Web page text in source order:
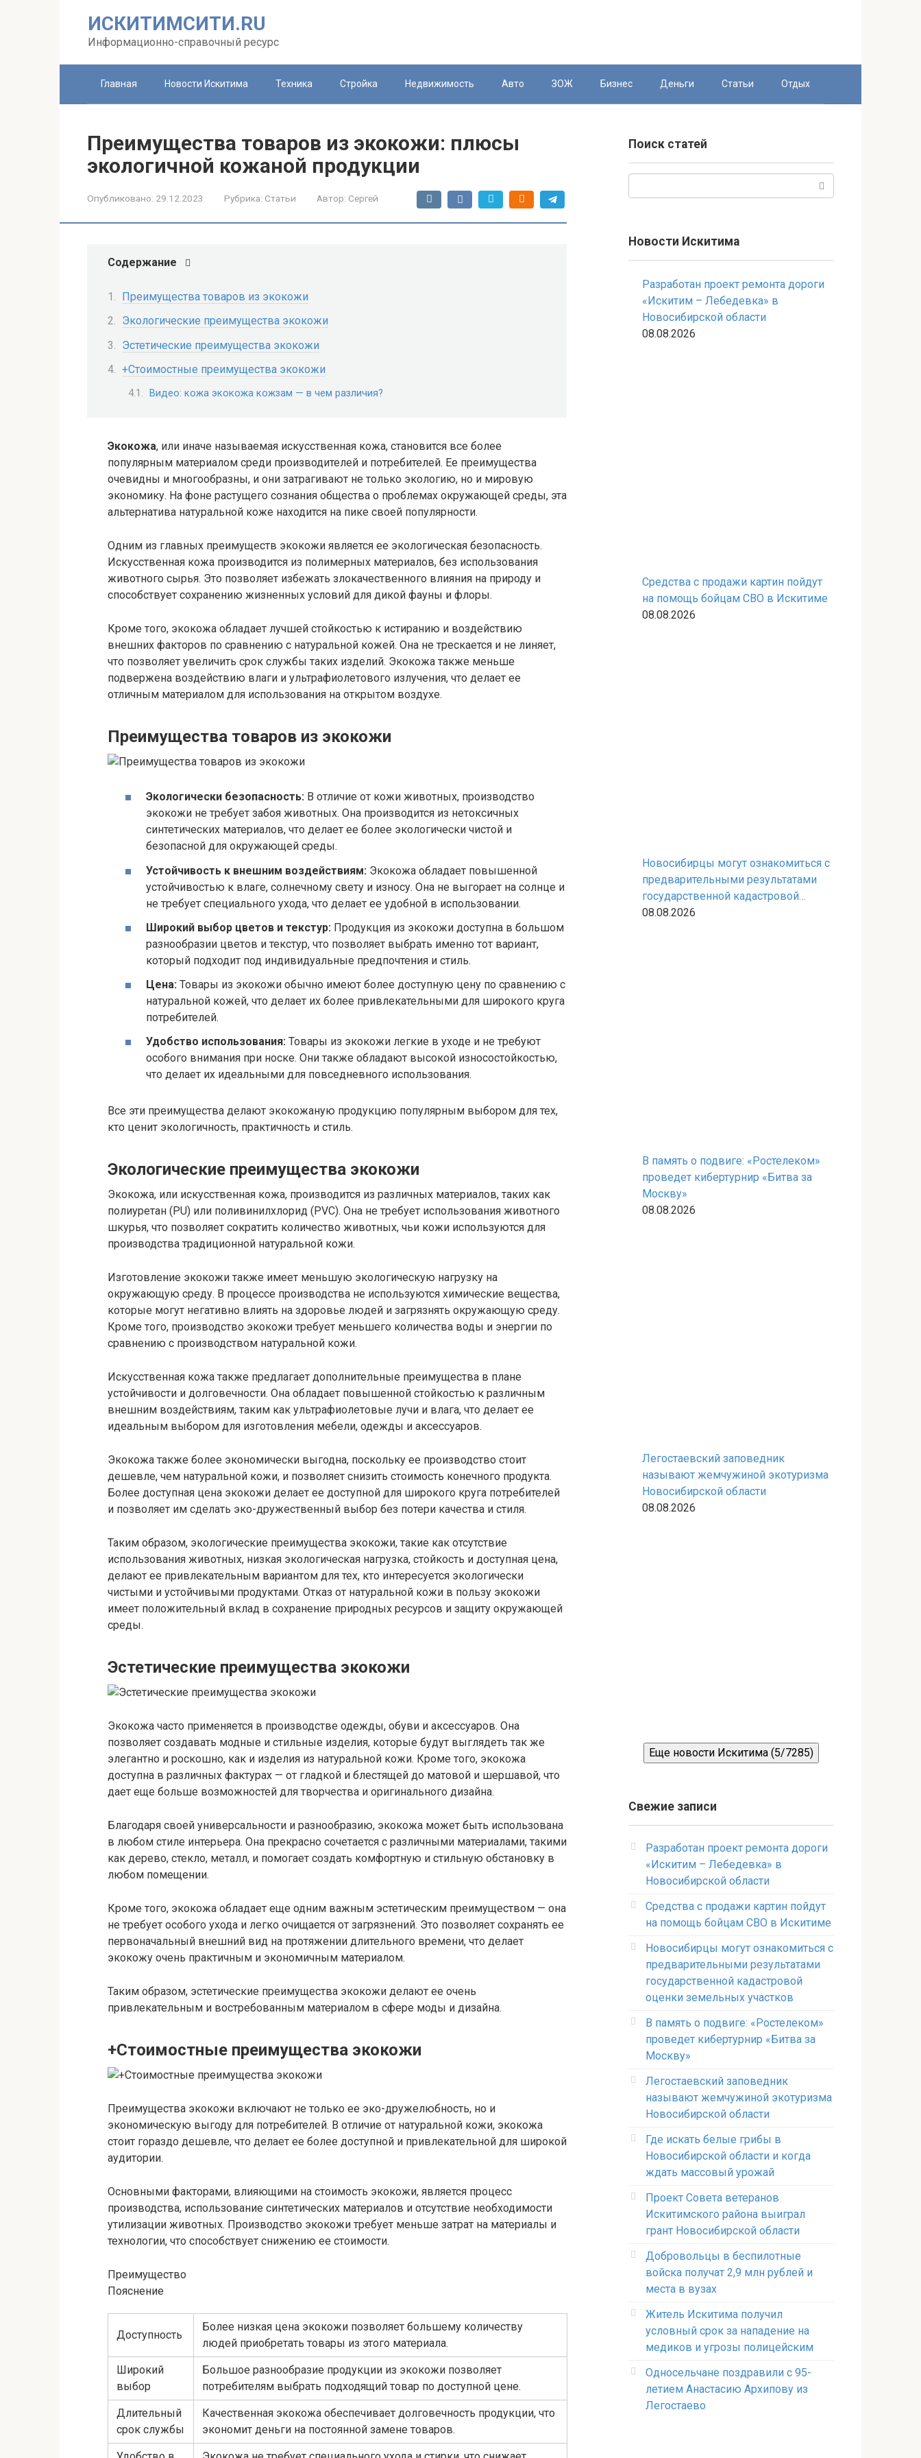
ИСКИТИМСИТИ.RU
Информационно-справочный ресурс
Главная Новости Искитима Техника Стройка Недвижимость Авто ЗОЖ Бизнес Деньги Статьи Отдых
Преимущества товаров из экокожи: плюсы
экологичной кожаной продукции
Опубликовано: 29.12.2023 Рубрика: Статьи Автор: Сергей
Содержание
Преимущества товаров из экокожи
Экологические преимущества экокожи
Эстетические преимущества экокожи
+Стоимостные преимущества экокожи
Видео: кожа экокожа кожзам — в чем различия?
Экокожа, или иначе называемая искусственная кожа, становится все более
популярным материалом среди производителей и потребителей. Ее преимущества
очевидны и многообразны, и они затрагивают не только экологию, но и мировую
экономику. На фоне растущего сознания общества о проблемах окружающей среды, эта
альтернатива натуральной коже находится на пике своей популярности.
Одним из главных преимуществ экокожи является ее экологическая безопасность.
Искусственная кожа производится из полимерных материалов, без использования
животного сырья. Это позволяет избежать злокачественного влияния на природу и
способствует сохранению жизненных условий для дикой фауны и флоры.
Кроме того, экокожа обладает лучшей стойкостью к истиранию и воздействию
внешних факторов по сравнению с натуральной кожей. Она не трескается и не линяет,
что позволяет увеличить срок службы таких изделий. Экокожа также меньше
подвержена воздействию влаги и ультрафиолетового излучения, что делает ее
отличным материалом для использования на открытом воздухе.
Преимущества товаров из экокожи
Экологически безопасность: В отличие от кожи животных, производство
экокожи не требует забоя животных. Она производится из нетоксичных
синтетических материалов, что делает ее более экологически чистой и
безопасной для окружающей среды.
Устойчивость к внешним воздействиям: Экокожа обладает повышенной
устойчивостью к влаге, солнечному свету и износу. Она не выгорает на солнце и
не требует специального ухода, что делает ее удобной в использовании.
Широкий выбор цветов и текстур: Продукция из экокожи доступна в большом
разнообразии цветов и текстур, что позволяет выбрать именно тот вариант,
который подходит под индивидуальные предпочтения и стиль.
Цена: Товары из экокожи обычно имеют более доступную цену по сравнению с
натуральной кожей, что делает их более привлекательными для широкого круга
потребителей.
Удобство использования: Товары из экокожи легкие в уходе и не требуют
особого внимания при носке. Они также обладают высокой износостойкостью,
что делает их идеальными для повседневного использования.
Все эти преимущества делают экокожаную продукцию популярным выбором для тех,
кто ценит экологичность, практичность и стиль.
Экологические преимущества экокожи
Экокожа, или искусственная кожа, производится из различных материалов, таких как
полиуретан (PU) или поливинилхлорид (PVC). Она не требует использования животного
шкурья, что позволяет сократить количество животных, чьи кожи используются для
производства традиционной натуральной кожи.
Изготовление экокожи также имеет меньшую экологическую нагрузку на
окружающую среду. В процессе производства не используются химические вещества,
которые могут негативно влиять на здоровье людей и загрязнять окружающую среду.
Кроме того, производство экокожи требует меньшего количества воды и энергии по
сравнению с производством натуральной кожи.
Искусственная кожа также предлагает дополнительные преимущества в плане
устойчивости и долговечности. Она обладает повышенной стойкостью к различным
внешним воздействиям, таким как ультрафиолетовые лучи и влага, что делает ее
идеальным выбором для изготовления мебели, одежды и аксессуаров.
Экокожа также более экономически выгодна, поскольку ее производство стоит
дешевле, чем натуральной кожи, и позволяет снизить стоимость конечного продукта.
Более доступная цена экокожи делает ее доступной для широкого круга потребителей
и позволяет им сделать эко-дружественный выбор без потери качества и стиля.
Таким образом, экологические преимущества экокожи, такие как отсутствие
использования животных, низкая экологическая нагрузка, стойкость и доступная цена,
делают ее привлекательным вариантом для тех, кто интересуется экологически
чистыми и устойчивыми продуктами. Отказ от натуральной кожи в пользу экокожи
имеет положительный вклад в сохранение природных ресурсов и защиту окружающей
среды.
Эстетические преимущества экокожи
Экокожа часто применяется в производстве одежды, обуви и аксессуаров. Она
позволяет создавать модные и стильные изделия, которые будут выглядеть так же
элегантно и роскошно, как и изделия из натуральной кожи. Кроме того, экокожа
доступна в различных фактурах — от гладкой и блестящей до матовой и шершавой, что
дает еще больше возможностей для творчества и оригинального дизайна.
Благодаря своей универсальности и разнообразию, экокожа может быть использована
в любом стиле интерьера. Она прекрасно сочетается с различными материалами, такими
как дерево, стекло, металл, и помогает создать комфортную и стильную обстановку в
любом помещении.
Кроме того, экокожа обладает еще одним важным эстетическим преимуществом — она
не требует особого ухода и легко очищается от загрязнений. Это позволяет сохранять ее
первоначальный внешний вид на протяжении длительного времени, что делает
экокожу очень практичным и экономичным материалом.
Таким образом, эстетические преимущества экокожи делают ее очень
привлекательным и востребованным материалом в сфере моды и дизайна.
+Стоимостные преимущества экокожи
Преимущества экокожи включают не только ее эко-дружелюбность, но и
экономическую выгоду для потребителей. В отличие от натуральной кожи, экокожа
стоит гораздо дешевле, что делает ее более доступной и привлекательной для широкой
аудитории.
Основными факторами, влияющими на стоимость экокожи, является процесс
производства, использование синтетических материалов и отсутствие необходимости
утилизации животных. Производство экокожи требует меньше затрат на материалы и
технологии, что способствует снижению ее стоимости.
Преимущество
Пояснение
Доступность
Более низкая цена экокожи позволяет большему количеству
людей приобретать товары из этого материала.
Широкий
выбор
Большое разнообразие продукции из экокожи позволяет
потребителям выбрать подходящий товар по доступной цене.
Длительный
срок службы
Качественная экокожа обеспечивает долговечность продукции, что
экономит деньги на постоянной замене товаров.
Поиск статей
Новости Искитима
Разработан проект ремонта дороги
«Искитим – Лебедевка» в
Новосибирской области
08.08.2026
Средства с продажи картин пойдут
на помощь бойцам СВО в Искитиме
08.08.2026
Новосибирцы могут ознакомиться с
предварительными результатами
государственной кадастровой
оценки земельных участков
08.08.2026
В память о подвиге: «Ростелеком»
проведет кибертурнир «Битва за
Москву»
08.08.2026
Легостаевский заповедник
называют жемчужиной экотуризма
Новосибирской области
08.08.2026
Еще новости Искитима (5/7285)
Свежие записи
Разработан проект ремонта дороги
«Искитим – Лебедевка» в
Новосибирской области
Средства с продажи картин пойдут
на помощь бойцам СВО в Искитиме
Новосибирцы могут ознакомиться с
предварительными результатами
государственной кадастровой
оценки земельных участков
В память о подвиге: «Ростелеком»
проведет кибертурнир «Битва за
Москву»
Легостаевский заповедник
называют жемчужиной экотуризма
Новосибирской области
Где искать белые грибы в
Новосибирской области и когда
ждать массовый урожай
Проект Совета ветеранов
Искитимского района выиграл
грант Новосибирской области
Добровольцы в беспилотные
войска получат 2,9 млн рублей и
места в вузах
Житель Искитима получил
условный срок за нападение на
медиков и угрозы полицейским
Односельчане поздравили с 95-
летием Анастасию Архипову из
Легостаево